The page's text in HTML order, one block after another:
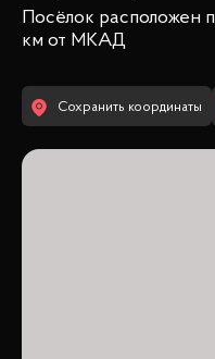
Посёлок расположен
км от МКАД
Сохранить координаты